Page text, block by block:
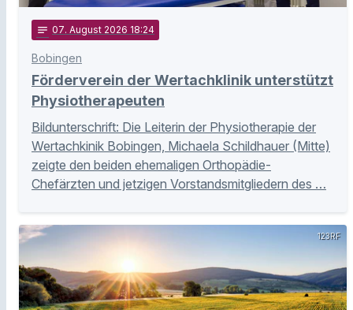
notes 07. August 2026 18:24
Bobingen
Förderverein der Wertachklinik unterstützt
Physiotherapeuten
Bildunterschrift: Die Leiterin der Physiotherapie der
Wertachkinik Bobingen, Michaela Schildhauer (Mitte)
zeigte den beiden ehemaligen Orthopädie-
Chefärzten und jetzigen Vorstandsmitgliedern des …
123RF